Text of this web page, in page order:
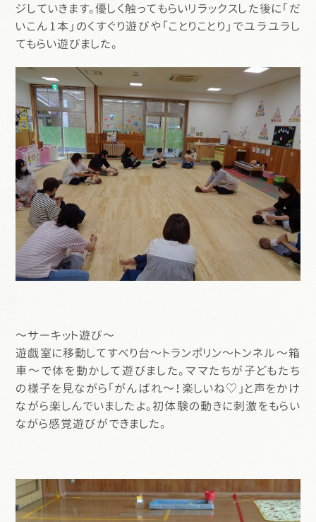
ジしていきます。優しく触ってもらいリラックスした後に「だ
いこん1本」のくすぐり遊びや「ことりことり」でユラユラし
てもらい遊びました。
～サーキット遊び～
遊戯室に移動してすべり台～トランポリン～トンネル～箱
車～で体を動かして遊びました。ママたちが子どもたち
の様子を見ながら「がんばれ～！楽しいね♡」と声をかけ
ながら楽しんでいましたよ。初体験の動きに刺激をもらい
ながら感覚遊びができました。